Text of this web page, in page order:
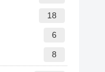
18
6
8